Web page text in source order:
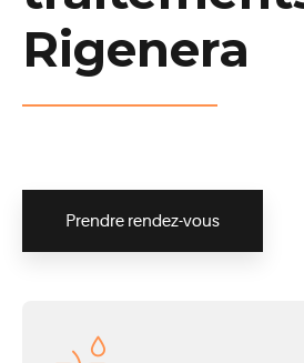
Rigenera
Prendre rendez-vous